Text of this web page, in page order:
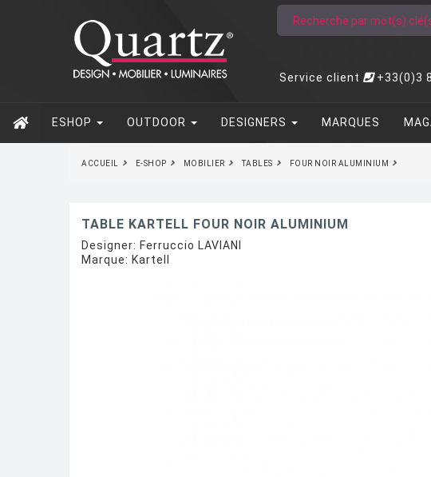
Service client +33(0)3
ESHOP OUTDOOR DESIGNERS MARQUES
ACCUEIL E-SHOP MOBILIER TABLES FOUR NOIR ALUMINIUM
TABLE KARTELL FOUR NOIR ALUMINIUM
Designer: Ferruccio LAVIANI
Marque: Kartell